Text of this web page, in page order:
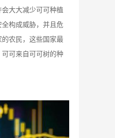
大大减少可可种植
构成威胁，并且危
农民，这些国家最
可来自可可树的种